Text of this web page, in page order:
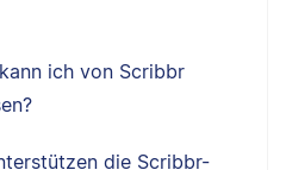
ich von Scribbr
die Scribbr-